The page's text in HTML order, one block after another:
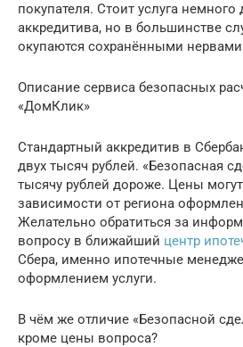
покупателя. Стоит услуга
аккредитива, но в большинстве
окупаются сохранёнными
Описание сервиса безопасных
«ДомКлик»
Стандартный аккредитив в
двух тысяч рублей. «Безопасная
тысячу рублей дороже. Цены
зависимости от региона
Желательно обратиться за
вопросу в ближайший центр
Сбера, именно ипотечные
оформлением услуги.
В чём же отличие «Безопасной
кроме цены вопроса?